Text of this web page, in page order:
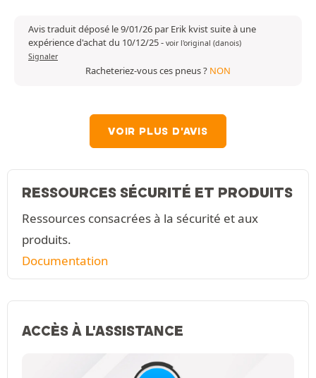
Avis traduit déposé le 9/01/26 par Erik kvist suite à une
expérience d'achat du 10/12/25- voir l'original (danois)
Signaler
Racheteriez-vous ces pneus ? NON
VOIR PLUS D'AVIS
RESSOURCES SÉCURITÉ ET PRODUITS
Ressources consacrées à la sécurité et aux
produits.
Documentation
ACCÈS À L'ASSISTANCE